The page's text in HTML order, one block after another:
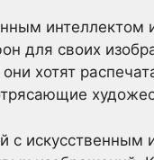
для своих
хотят
с искусственным